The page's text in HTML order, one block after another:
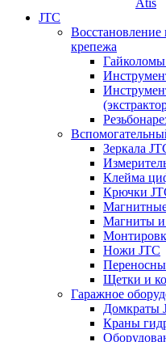
JTC
Восстановление
крепежа
Зеркала
Клейма
Крючки
Магниты и
Ножи JTC
Щетки и
Гаражное
Домкраты
Краны